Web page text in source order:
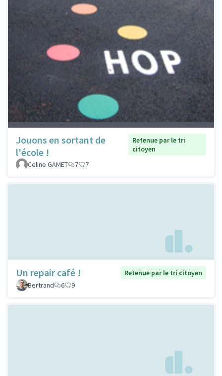
Jouons en sortant de
l'école !
Retenue par le tri
citoyen
Celine GAMET
7 7
Un repair café !
Retenue par le tri citoyen
Bertrand
6 9